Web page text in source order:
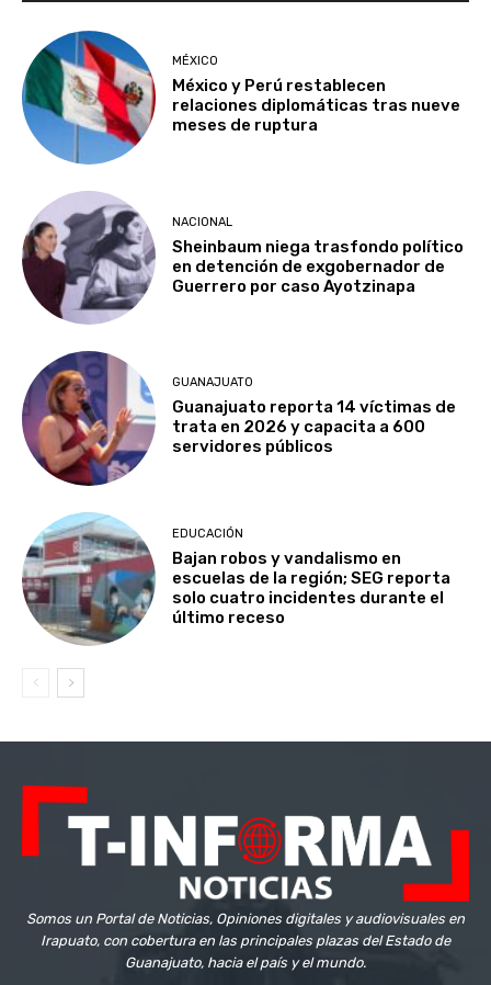
MÉXICO
México y Perú restablecen
relaciones diplomáticas tras nueve
meses de ruptura
NACIONAL
Sheinbaum niega trasfondo político
en detención de exgobernador de
Guerrero por caso Ayotzinapa
GUANAJUATO
Guanajuato reporta 14 víctimas de
trata en 2026 y capacita a 600
servidores públicos
EDUCACIÓN
Bajan robos y vandalismo en
escuelas de la región; SEG reporta
solo cuatro incidentes durante el
último receso
Somos un Portal de Noticias, Opiniones digitales y audiovisuales en
Irapuato, con cobertura en las principales plazas del Estado de
Guanajuato, hacia el país y el mundo.